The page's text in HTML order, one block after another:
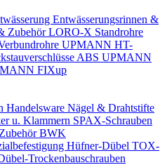
Entwässerungsrinnen &
ZubehörLORO-X Standrohre
UPMANN HT-
ABS UPMANN
FIXup
Handelsware Nägel & Drahtstifte
u. Klammern SPAX-Schrauben
BWK
Hüfner-Dübel TOX-
Trockenbauschrauben